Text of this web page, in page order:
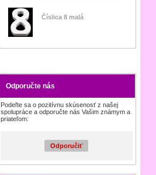
Číslica 8 malá
Odporučte nás
Podeľte sa o pozitívnu skúsenosť z našej
spolupráce a odporučte nás Vašim známym a
priateľom:
Odporučiť